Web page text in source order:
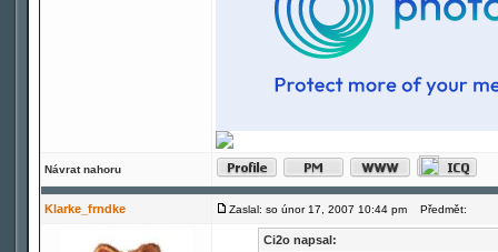
Návrat nahoru
Klarke_frndke Zaslal: so únor 17, 2007 10:44 pm Předmět:
Ci2o napsal: